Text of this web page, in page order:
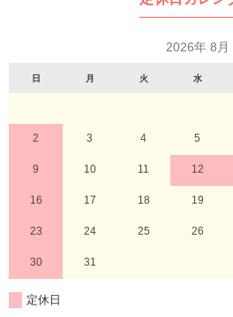
2026年 8月
日 月 火 水
2 3 4 5
9 10 11 12
16 17 18 19
23 24 25 26
30 31
定休日